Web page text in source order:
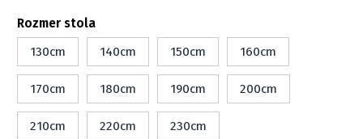
Rozmer stola
130cm
140cm 150cm 160cm
170cm 180cm 190cm 200cm
210cm 220cm 230cm